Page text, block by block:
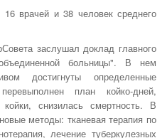
врачей и 38 человек среднего
заслушал доклад главного
больницы". В нем
достигнуты определенные
план койко-дней,
койки, снизилась смертность. В
методы: тканевая терапия по
лечение туберкулезных